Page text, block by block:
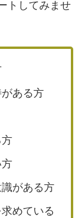
トしてみませ
ある方
がある方
めている